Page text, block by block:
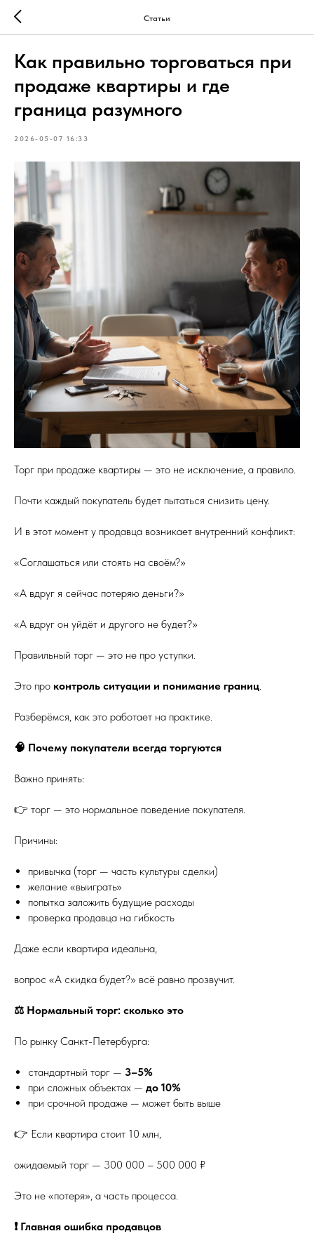
Статьи
Как правильно торговаться при
продаже квартиры и где
граница разумного
2026-05-07 16:33
Торг при продаже квартиры — это не исключение, а правило.
Почти каждый покупатель будет пытаться снизить цену.
И в этот момент у продавца возникает внутренний конфликт:
«Соглашаться или стоять на своём?»
«А вдруг я сейчас потеряю деньги?»
«А вдруг он уйдёт и другого не будет?»
Правильный торг — это не про уступки.
Это про контроль ситуации и понимание границ.
Разберёмся, как это работает на практике.
🧠 Почему покупатели всегда торгуются
Важно принять:
👉 торг — это нормальное поведение покупателя.
Причины:
привычка (торг — часть культуры сделки)
желание «выиграть»
попытка заложить будущие расходы
проверка продавца на гибкость
Даже если квартира идеальна,
вопрос «А скидка будет?» всё равно прозвучит.
⚖️ Нормальный торг: сколько это
По рынку Санкт-Петербурга:
стандартный торг — 3–5%
при сложных объектах — до 10%
при срочной продаже — может быть выше
👉 Если квартира стоит 10 млн,
ожидаемый торг — 300 000 – 500 000 ₽
Это не «потеря», а часть процесса.
❗ Главная ошибка продавцов